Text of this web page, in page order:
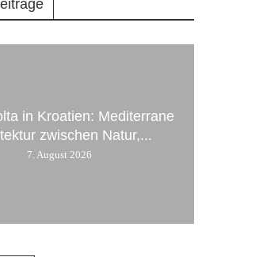
in Kroatien: Mediterrane
zwischen Natur,...
7. August 2026